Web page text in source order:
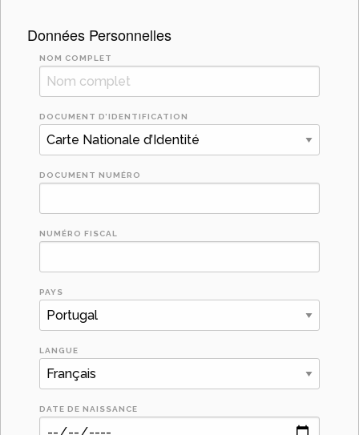
Données Personnelles
NOM COMPLET
DOCUMENT D’IDENTIFICATION
DOCUMENT NUMÉRO
NUMÉRO FISCAL
PAYS
LANGUE
DATE DE NAISSANCE